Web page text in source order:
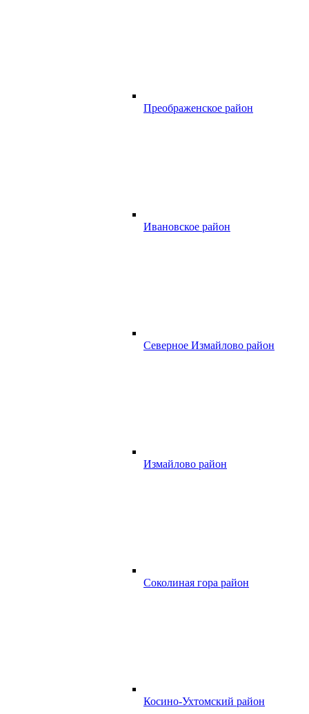
Преображенское район
Ивановское район
Северное Измайлово район
Измайлово район
Соколиная гора район
Косино-Ухтомский район